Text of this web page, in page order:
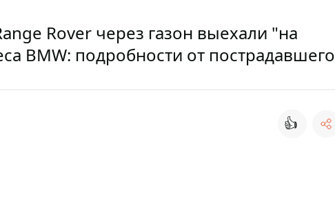
Rover через газон выехали "на
BMW: подробности от пострадавшего
👍